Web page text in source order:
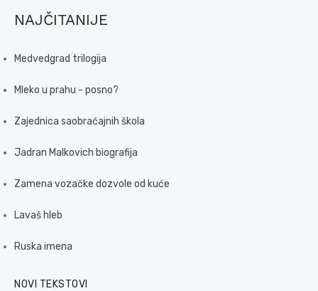
NAJČITANIJE
Medvedgrad trilogija
Mleko u prahu - posno?
Zajednica saobraćajnih škola
Jadran Malkovich biografija
Zamena vozačke dozvole od kuće
Lavaš hleb
Ruska imena
NOVI TEKSTOVI